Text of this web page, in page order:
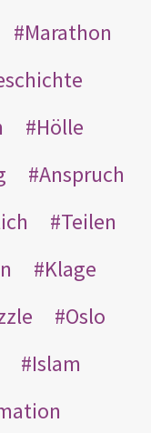
Marathon
Hölle
Anspruch
Teilen
Klage
Oslo
Islam